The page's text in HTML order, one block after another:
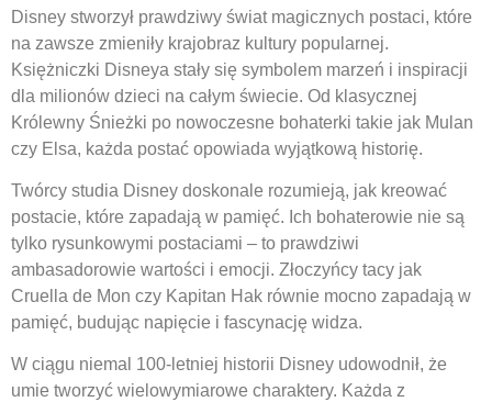
Disney stworzył prawdziwy świat magicznych postaci, które
na zawsze zmieniły krajobraz kultury popularnej.
Księżniczki Disneya stały się symbolem marzeń i inspiracji
dla milionów dzieci na całym świecie. Od klasycznej
Królewny Śnieżki po nowoczesne bohaterki takie jak Mulan
czy Elsa, każda postać opowiada wyjątkową historię.
Twórcy studia Disney doskonale rozumieją, jak kreować
postacie, które zapadają w pamięć. Ich bohaterowie nie są
tylko rysunkowymi postaciami – to prawdziwi
ambasadorowie wartości i emocji. Złoczyńcy tacy jak
Cruella de Mon czy Kapitan Hak równie mocno zapadają w
pamięć, budując napięcie i fascynację widza.
W ciągu niemal 100-letniej historii Disney udowodnił, że
umie tworzyć wielowymiarowe charaktery. Każda z